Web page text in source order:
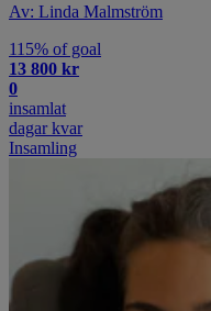
Av: Linda Malmström
115% of goal
13 800 kr
0
insamlat
dagar kvar
Insamling